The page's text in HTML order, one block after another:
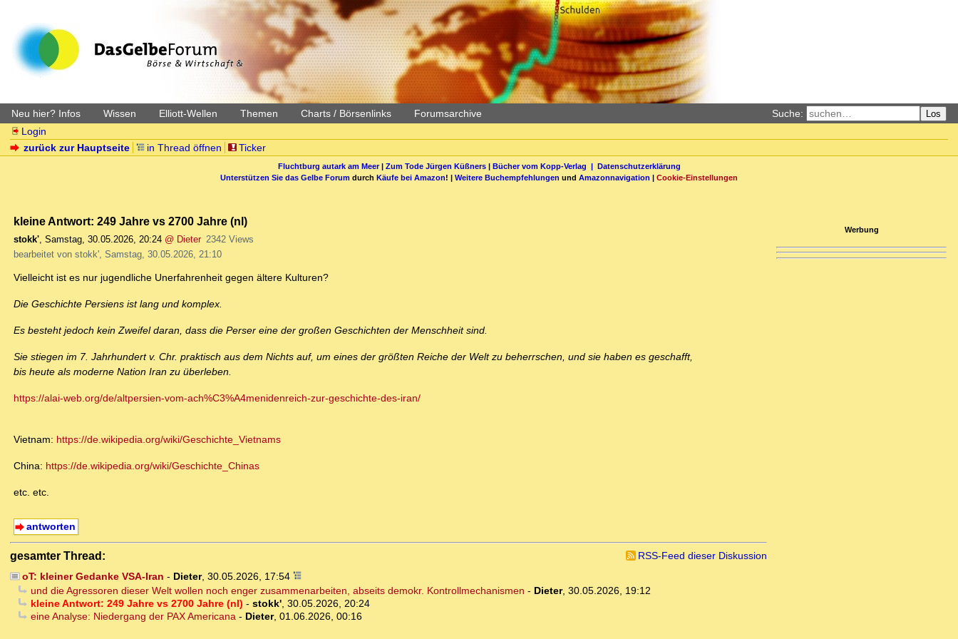
Neu hier? Infos Wissen Elliott-Wellen Themen Charts / Börsenlinks Forumsarchive Suche: Los
Login
zurück zur Hauptseite
in Thread öffnen Ticker
Fluchtburg autark am Meer| Zum Tode Jürgen Küßners| Bücher vom Kopp-Verlag | Datenschutzerklärung
Unterstützen Sie das Gelbe Forum durch Käufe bei Amazon! | Weitere Buchempfehlungen und Amazonnavigation | Cookie-Einstellungen
kleine Antwort: 249 Jahre vs 2700 Jahre (nl)
stokk', Samstag, 30.05.2026, 20:24 @ Dieter 2342 Views
bearbeitet von stokk', Samstag, 30.05.2026, 21:10
Vielleicht ist es nur jugendliche Unerfahrenheit gegen ältere Kulturen?
Die Geschichte Persiens ist lang und komplex.
Es besteht jedoch kein Zweifel daran, dass die Perser eine der großen Geschichten der Menschheit sind.
Sie stiegen im 7. Jahrhundert v. Chr. praktisch aus dem Nichts auf, um eines der größten Reiche der Welt zu beherrschen, und sie haben es geschafft,
bis heute als moderne Nation Iran zu überleben.
https://alai-web.org/de/altpersien-vom-ach%C3%A4menidenreich-zur-geschichte-des-iran/
Vietnam: https://de.wikipedia.org/wiki/Geschichte_Vietnams
China: https://de.wikipedia.org/wiki/Geschichte_Chinas
etc. etc.
antworten
gesamter Thread:
RSS-Feed dieser Diskussion
oT: kleiner Gedanke VSA-Iran - Dieter, 30.05.2026, 17:54
und die Agressoren dieser Welt wollen noch enger zusammenarbeiten, abseits demokr. Kontrollmechanismen - Dieter, 30.05.2026, 19:12
kleine Antwort: 249 Jahre vs 2700 Jahre (nl) - stokk', 30.05.2026, 20:24
eine Analyse: Niedergang der PAX Americana- Dieter, 01.06.2026, 00:16
Werbung